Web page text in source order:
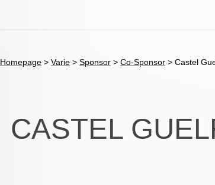
Homepage > Varie > Sponsor > Co-Sponsor > Castel
CASTEL